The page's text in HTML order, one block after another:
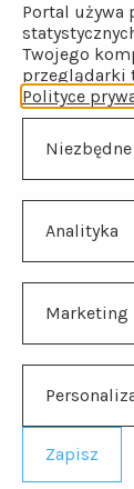
Portal używa
Twojego
przeglądarki
Polityce
Niezbędne
Analityka
Marketing
Zapisz